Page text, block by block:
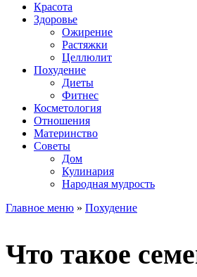
Красота
Здоровье
Ожирение
Растяжки
Целлюлит
Похудение
Диеты
Фитнес
Косметология
Отношения
Материнство
Советы
Дом
Кулинария
Народная мудрость
Главное меню » Похудение
Что такое